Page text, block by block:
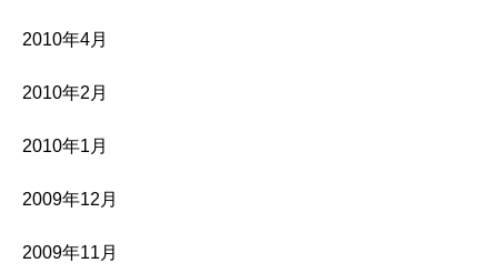
2010年4月
2010年2月
2010年1月
2009年12月
2009年11月